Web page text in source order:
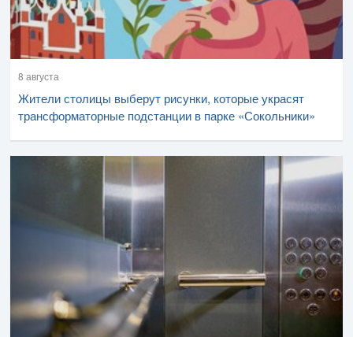
8 августа
Жители столицы выберут рисунки, которые украсят
трансформаторные подстанции в парке «Сокольники»